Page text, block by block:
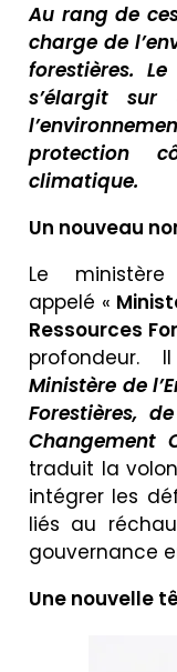
Au rang de
charge de
forestières.
s’élargit
protection
climatique.
Un nouveau
Le ministère
appelé «
Ressources
profondeur.
Ministère de
Forestières,
Changement
traduit la
intégrer les
liés au
gouvernance
Une nouvelle